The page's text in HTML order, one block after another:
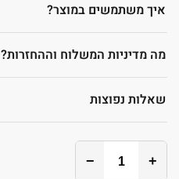
איך משתמשים במוצר?
מה מדיניות המשלוח וההחזרות?
שאלות נפוצות
+
−